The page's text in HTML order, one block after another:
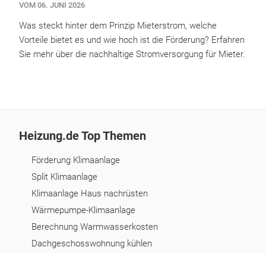
VOM 06. JUNI 2026
Was steckt hinter dem Prinzip Mieterstrom, welche
Vorteile bietet es und wie hoch ist die Förderung? Erfahren
Sie mehr über die nachhaltige Stromversorgung für Mieter.
Heizung.de Top Themen
Förderung Klimaanlage
Split Klimaanlage
Klimaanlage Haus nachrüsten
Wärmepumpe-Klimaanlage
Berechnung Warmwasserkosten
Dachgeschosswohnung kühlen